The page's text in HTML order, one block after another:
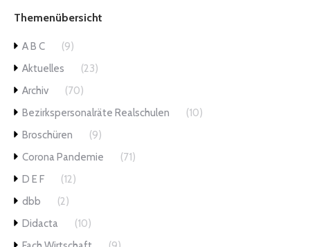
Themenübersicht
A B C
(9)
Aktuelles
(23)
Archiv
(70)
Bezirkspersonalräte Realschulen
(10)
Broschüren
(9)
Corona Pandemie
(71)
D E F
(12)
dbb
(2)
Didacta
(10)